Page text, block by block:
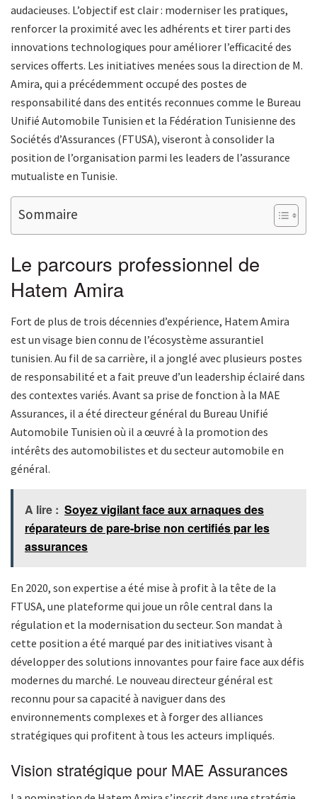
audacieuses. L’objectif est clair : moderniser les pratiques,
renforcer la proximité avec les adhérents et tirer parti des
innovations technologiques pour améliorer l’efficacité des
services offerts. Les initiatives menées sous la direction de M.
Amira, qui a précédemment occupé des postes de
responsabilité dans des entités reconnues comme le Bureau
Unifié Automobile Tunisien et la Fédération Tunisienne des
Sociétés d’Assurances (FTUSA), viseront à consolider la
position de l’organisation parmi les leaders de l’assurance
mutualiste en Tunisie.
Sommaire
Le parcours professionnel de
Hatem Amira
Fort de plus de trois décennies d’expérience, Hatem Amira
est un visage bien connu de l’écosystème assurantiel
tunisien. Au fil de sa carrière, il a jonglé avec plusieurs postes
de responsabilité et a fait preuve d’un leadership éclairé dans
des contextes variés. Avant sa prise de fonction à la MAE
Assurances, il a été directeur général du Bureau Unifié
Automobile Tunisien où il a œuvré à la promotion des
intérêts des automobilistes et du secteur automobile en
général.
A lire : Soyez vigilant face aux arnaques des
réparateurs de pare-brise non certifiés par les
assurances
En 2020, son expertise a été mise à profit à la tête de la
FTUSA, une plateforme qui joue un rôle central dans la
régulation et la modernisation du secteur. Son mandat à
cette position a été marqué par des initiatives visant à
développer des solutions innovantes pour faire face aux défis
modernes du marché. Le nouveau directeur général est
reconnu pour sa capacité à naviguer dans des
environnements complexes et à forger des alliances
stratégiques qui profitent à tous les acteurs impliqués.
Vision stratégique pour MAE Assurances